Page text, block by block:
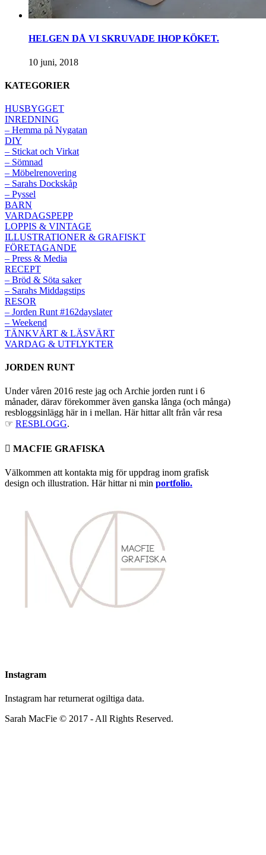
HELGEN DÅ VI SKRUVADE IHOP KÖKET.
10 juni, 2018
KATEGORIER
HUSBYGGET
INREDNING
– Hemma på Nygatan
DIY
– Stickat och Virkat
– Sömnad
– Möbelrenovering
– Sarahs Dockskåp
– Pyssel
BARN
VARDAGSPEPP
LOPPIS & VINTAGE
ILLUSTRATIONER & GRAFISKT
FÖRETAGANDE
– Press & Media
RECEPT
– Bröd & Söta saker
– Sarahs Middagstips
RESOR
– Jorden Runt #162dayslater
– Weekend
TÄNKVÄRT & LÄSVÄRT
VARDAG & UTFLYKTER
JORDEN RUNT
Under våren 2016 reste jag och Archie jorden runt i 6
månader, därav förekommer även ganska långa (och många)
resbloggsinlägg här in i mellan. Här hittar allt från vår resa
☞ RESBLOGG.
 MACFIE GRAFISKA
Välkommen att kontakta mig för uppdrag inom grafisk
design och illustration. Här hittar ni min portfolio.
Instagram
Instagram har returnerat ogiltiga data.
Sarah MacFie © 2017 - All Rights Reserved.